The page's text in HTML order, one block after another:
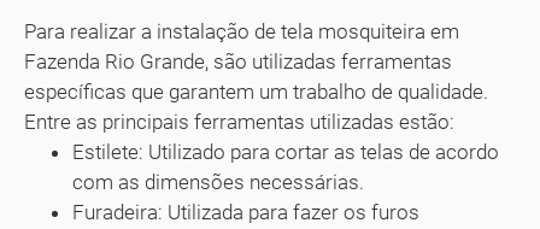
Para realizar a instalação de tela mosquiteira em
Fazenda Rio Grande, são utilizadas ferramentas
específicas que garantem um trabalho de qualidade.
Entre as principais ferramentas utilizadas estão:
Estilete: Utilizado para cortar as telas de acordo
com as dimensões necessárias.
Furadeira: Utilizada para fazer os furos